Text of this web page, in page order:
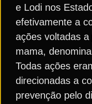
e Lodi nos
efetivamente a
ações voltadas
mama,
Todas ações
direcionadas a
prevenção pelo